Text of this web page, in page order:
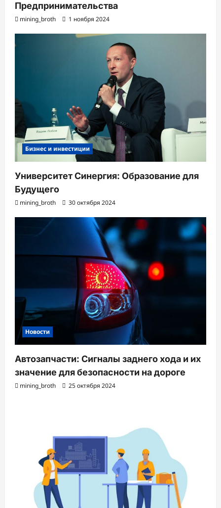
Предпринимательства
mining_broth 1 ноября 2024
Бизнес и инвестиции
Университет Синергия: Образование для
Будущего
mining_broth 30 октября 2024
Новости
Автозапчасти: Сигналы заднего хода и их
значение для безопасности на дороге
mining_broth 25 октября 2024